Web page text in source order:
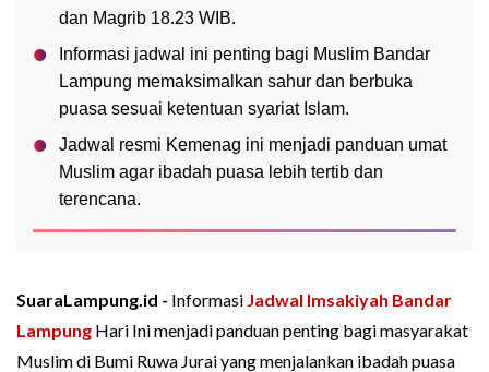
dan Magrib 18.23 WIB.
Informasi jadwal ini penting bagi Muslim Bandar
Lampung memaksimalkan sahur dan berbuka
puasa sesuai ketentuan syariat Islam.
Jadwal resmi Kemenag ini menjadi panduan umat
Muslim agar ibadah puasa lebih tertib dan
terencana.
SuaraLampung.id - Informasi Jadwal Imsakiyah Bandar
Lampung Hari Ini menjadi panduan penting bagi masyarakat
Muslim di Bumi Ruwa Jurai yang menjalankan ibadah puasa